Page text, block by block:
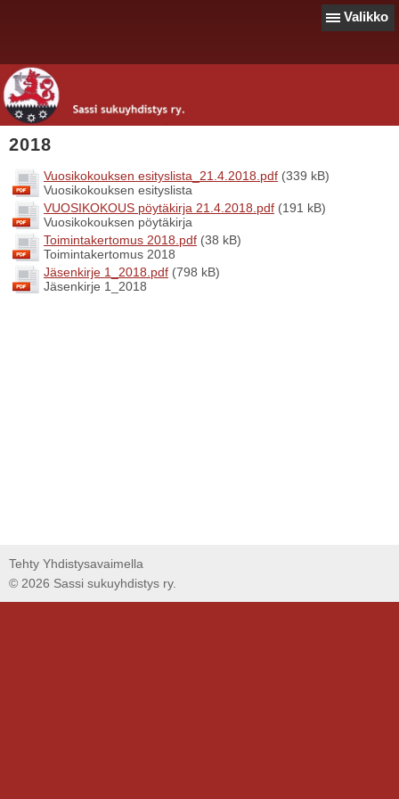
Valikko
2018
Vuosikokouksen esityslista_21.4.2018.pdf (339 kB)
Vuosikokouksen esityslista
VUOSIKOKOUS pöytäkirja 21.4.2018.pdf (191 kB)
Vuosikokouksen pöytäkirja
Toimintakertomus 2018.pdf (38 kB)
Toimintakertomus 2018
Jäsenkirje 1_2018.pdf (798 kB)
Jäsenkirje 1_2018
Tehty Yhdistysavaimella
© 2026 Sassi sukuyhdistys ry.